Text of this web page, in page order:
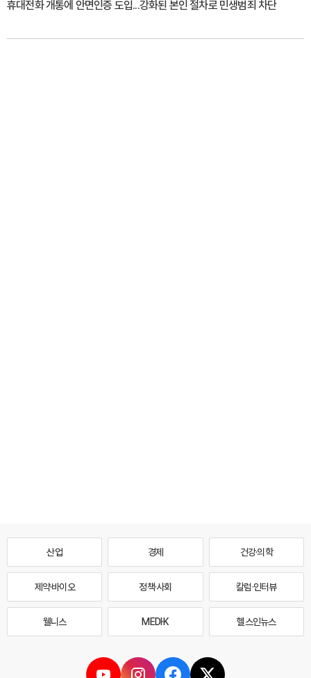
휴대전화 개통에 안면인증 도입...강화된 본인 절차로 민생범죄 차단
산업 경제 건강·의학
제약·바이오 정책·사회 칼럼·인터뷰
웰니스 MEDI·K 헬스인뉴스